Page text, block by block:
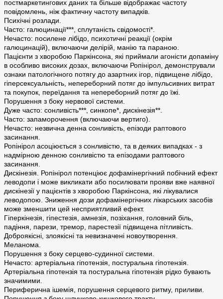
постмаркетингових даних та більше відображає частоту
повідомлень, ніж фактичну частоту випадків.
Психічні розлади.
Часто: галюцинації***, сплутаність свідомості*.
Нечасто: посилене лібідо, психотичні реакції (окрім
галюцинацій), включаючи делірій, манію та параною.
Пацієнти з хворобою Паркінсона, які приймали агоністи допаміну
в особливо високих дозах, включаючи Ропінірол, демонстрували
ознаки патологічного потягу до азартних ігор, підвищене лібідо,
гіперсексуальність, непереборний потяг до імпульсивних витрат
та покупок, переїдання та непереборний потяг до їжі.
Порушення з боку нервової системи.
Дуже часто: сонливість***, синкопе*, дискінезія**.
Часто: запаморочення (включаючи вертиго).
Нечасто: незвична денна сонливість, епізоди раптового
засинання.
Ропінірол асоціюється з сонливістю, та в деяких випадках - з
надмірною денною сонливістю та епізодами раптового
засинання.
Дискінезія. Ропінірол потенціює дофамінергічний побічний ефект
леводопи і може викликати або посилювати прояви вже наявної
дискінезії у пацієнтів з хворобою Паркінсона, які лікувалися
леводопою. Зниження дози дофамінергічних лікарських засобів
може зменшити цей несприятливий ефект.
Гіперкінезія, гіпестезія, амнезія, позіхання, головний біль,
падіння, парези, тремор, парестезії підвищена пітливість.
Доброякісні, злоякісні та невизначені новоутворення.
Меланома.
Порушення з боку серцево-судинної системи.
Нечасто: артеріальна гіпотензія, постуральна гіпотензія.
Артеріальна гіпотензія та постуральна гіпотензія рідко бувають
значимими.
Периферична ішемія, порушення серцевого ритму, приливи.